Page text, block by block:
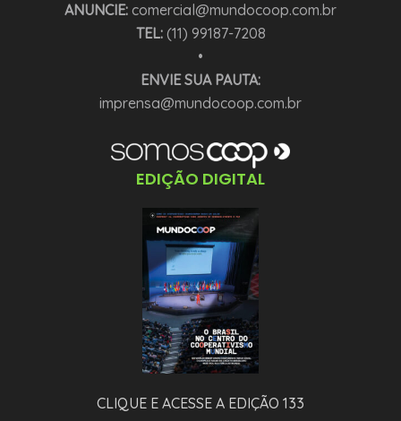
ANUNCIE: comercial@mundocoop.com.br
TEL:(11) 99187-7208
•
ENVIE SUA PAUTA:
imprensa@mundocoop.com.br
EDIÇÃO DIGITAL
CLIQUE E ACESSE A EDIÇÃO 133